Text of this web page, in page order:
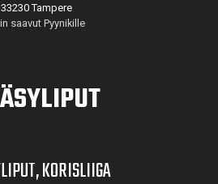
33230 Tampere
saavut Pyynikille
KORISLIIGA